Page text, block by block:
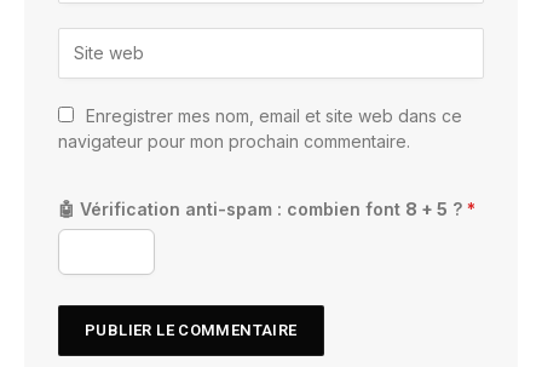
Enregistrer mes nom, email et site web dans ce
navigateur pour mon prochain commentaire.
🤖 Vérification anti-spam : combien font 8 + 5 ? *